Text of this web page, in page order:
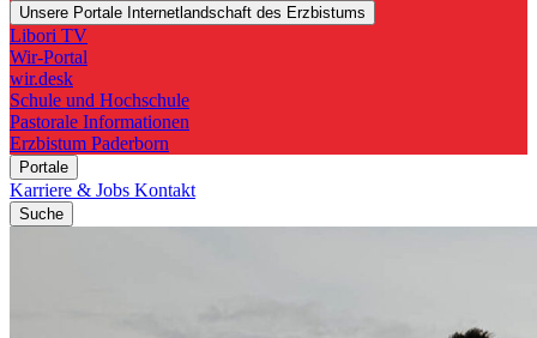
Unsere Portale Internetlandschaft des Erzbistums
Libori TV
Wir-Portal
wir.desk
Schule und Hochschule
Pastorale Informationen
Erzbistum Paderborn
Portale
Karriere & Jobs Kontakt
Suche